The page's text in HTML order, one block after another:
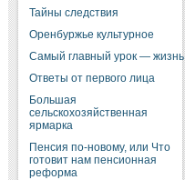
Тайны следствия
Оренбуржье культурное
Самый главный урок — жизнь
Ответы от первого лица
Большая
сельскохозяйственная
ярмарка
Пенсия по-новому, или Что
готовит нам пенсионная
реформа